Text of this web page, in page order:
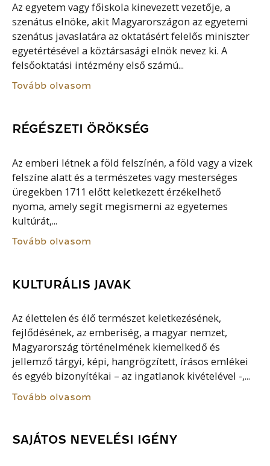
Az egyetem vagy főiskola kinevezett vezetője, a
szenátus elnöke, akit Magyarországon az egyetemi
szenátus javaslatára az oktatásért felelős miniszter
egyetértésével a köztársasági elnök nevez ki. A
felsőoktatási intézmény első számú...
Tovább olvasom
RÉGÉSZETI ÖRÖKSÉG
Az emberi létnek a föld felszínén, a föld vagy a vizek
felszíne alatt és a természetes vagy mesterséges
üregekben 1711 előtt keletkezett érzékelhető
nyoma, amely segít megismerni az egyetemes
kultúrát,...
Tovább olvasom
KULTURÁLIS JAVAK
Az élettelen és élő természet keletkezésének,
fejlődésének, az emberiség, a magyar nemzet,
Magyarország történelmének kiemelkedő és
jellemző tárgyi, képi, hangrögzített, írásos emlékei
és egyéb bizonyítékai – az ingatlanok kivételével -,...
Tovább olvasom
SAJÁTOS NEVELÉSI IGÉNY